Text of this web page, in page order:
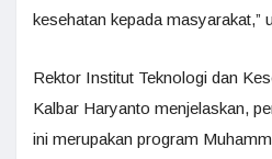
kesehatan kepada masyarakat,”
Rektor Institut Teknologi dan
Kalbar Haryanto menjelaskan,
ini merupakan program